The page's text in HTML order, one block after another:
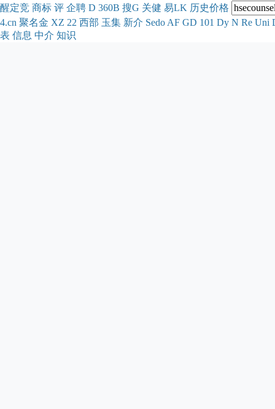
醒定竞 商标 评 企聘 D 360B 搜G 关健 易LK 历史价格
4.cn 聚名金 XZ 22 西部 玉集 新介 Sedo AF GD 101 Dy N Re Uni
表 信息 中介 知识